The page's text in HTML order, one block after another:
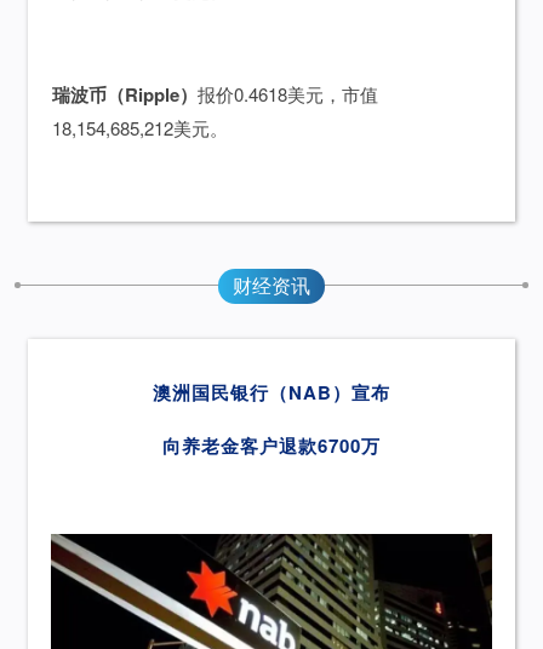
瑞波币（Ripple） 报价0.4618美元，市值
18,154,685,212美元。
财经资讯
澳洲国民银行（NAB）宣布
向养老金客户退款6700万